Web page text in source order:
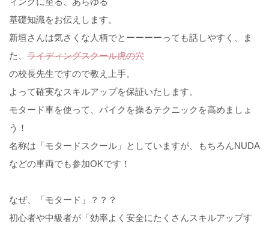
基礎知識をお伝えします。
新垣さんは気さくな人柄でとーーーーっても話しやすく、ま
た、 ライディングスクール虎の穴
の校長先生ですので教え上手。
よって確実なスキルアップを保証いたします。
モタード車を使って、バイクを操るテクニックを高めましょ
う！
名称は「モタードスクール」としていますが、もちろんNUDA
などの車両でも参加OKです！
なぜ、「モタード」？？？
初心者や中級者が「効率よく安全にたくさんスキルアップす